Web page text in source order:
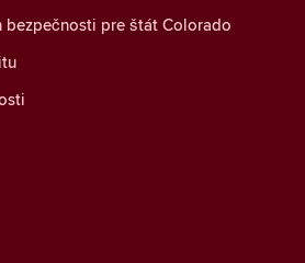
bezpečnosti pre štát Colorado